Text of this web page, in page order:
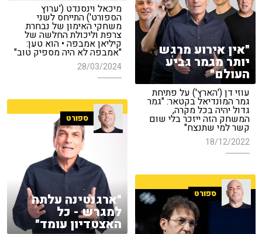
מיכאל וינסנדט ('ערוץ
הספורט') התייחס לשני
משחקי האימון של נבחרת
צרפת וליכולת החלשה של
קיליאן אמבפה • הוא טען:
"אמבפה לא היה מספיק טוב"
28/03/2024
"אין אירוע מרגש
יותר מגמר גביע
העולם"
עוזי דן ('הארץ') על פתיחת
גמר המונדיאל בקטאר: "גמר
גדול יהיה בכל מקרה,
המשחק הזה ייזכר בלי שום
קשר למי שתנצח"
18/12/2022
ספורט
"ארגנטינה עלתה
למגרש - כל
האצטדיון עומד"
ספורט